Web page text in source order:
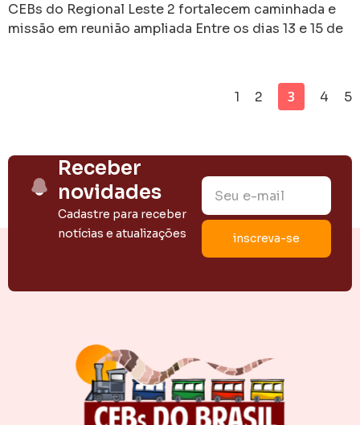
CEBs do Regional Leste 2 fortalecem caminhada e
missão em reunião ampliada Entre os dias 13 e 15 de
1 2 3 4 5
Receber
novidades
Cadastre para receber
notícias e atualizações